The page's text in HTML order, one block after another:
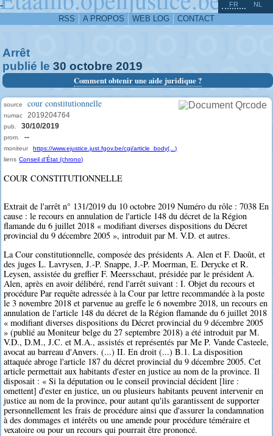
-
RSS A PROPOS WEB LOG CONTACT
FR NL
Arrêt
publié le 30 octobre 2019
Comment obtenir une aide juridique ?
source cour constitutionnelle
numac 2019204764
pub. 30/10/2019
prom. --
moniteur
https://www.ejustice.just.fgov.be/cgi/article_body(...)
liens Conseil d'État (chrono)
COUR CONSTITUTIONNELLE
Extrait de l'arrêt n° 131/2019 du 10 octobre 2019 Numéro du rôle : 7038 En
cause : le recours en annulation de l'article 148 du décret de la Région
flamande du 6 juillet 2018 « modifiant diverses dispositions du Décret
provincial du 9 décembre 2005 », introduit par M. V.D. et autres.
La Cour constitutionnelle, composée des présidents A. Alen et F. Daoût, et
des juges L. Lavrysen, J.-P. Snappe, J.-P. Moerman, E. Derycke et R.
Leysen, assistée du greffier F. Meersschaut, présidée par le président A.
Alen, après en avoir délibéré, rend l'arrêt suivant : I. Objet du recours et
procédure Par requête adressée à la Cour par lettre recommandée à la poste
le 3 novembre 2018 et parvenue au greffe le 6 novembre 2018, un recours en
annulation de l'article 148 du décret de la Région flamande du 6 juillet 2018
« modifiant diverses dispositions du Décret provincial du 9 décembre 2005
» (publié au Moniteur belge du 27 septembre 2018) a été introduit par M.
V.D., D.M., J.C. et M.A., assistés et représentés par Me P. Vande Casteele,
avocat au barreau d'Anvers. (...) II. En droit (...) B.1. La disposition
attaquée abroge l'article 187 du décret provincial du 9 décembre 2005. Cet
article permettait aux habitants d'ester en justice au nom de la province. Il
disposait : « Si la députation ou le conseil provincial décident [lire :
omettent] d'ester en justice, un ou plusieurs habitants peuvent intervenir en
justice au nom de la province, pour autant qu'ils garantissent de supporter
personnellement les frais de procédure ainsi que d'assurer la condamnation
à des dommages et intérêts ou une amende pour procédure téméraire et
vexatoire ou pour un recours qui pourrait être prononcé.
^